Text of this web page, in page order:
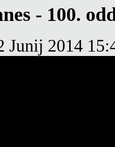
- 100.
Junij 2014